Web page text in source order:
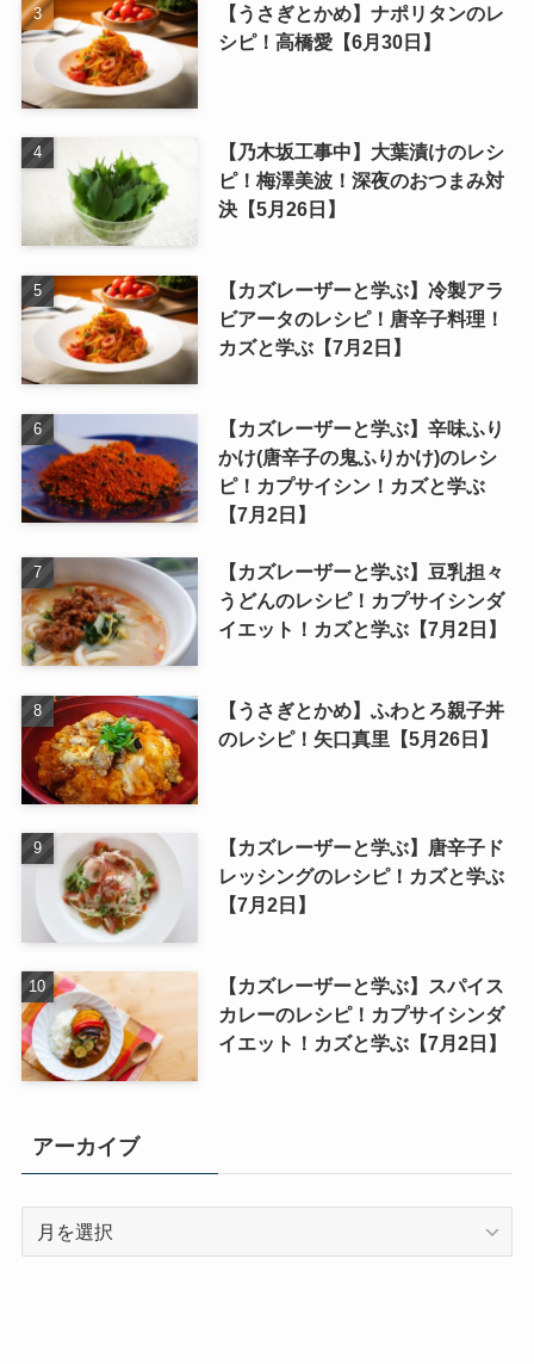
【うさぎとかめ】ナポリタンのレ
シピ！高橋愛【6月30日】
【乃木坂工事中】大葉漬けのレシ
ピ！梅澤美波！深夜のおつまみ対
決【5月26日】
【カズレーザーと学ぶ】冷製アラ
ビアータのレシピ！唐辛子料理！
カズと学ぶ【7月2日】
【カズレーザーと学ぶ】辛味ふり
かけ(唐辛子の鬼ふりかけ)のレシ
ピ！カプサイシン！カズと学ぶ
【7月2日】
【カズレーザーと学ぶ】豆乳担々
うどんのレシピ！カプサイシンダ
イエット！カズと学ぶ【7月2日】
【うさぎとかめ】ふわとろ親子丼
のレシピ！矢口真里【5月26日】
【カズレーザーと学ぶ】唐辛子ド
レッシングのレシピ！カズと学ぶ
【7月2日】
【カズレーザーと学ぶ】スパイス
カレーのレシピ！カプサイシンダ
イエット！カズと学ぶ【7月2日】
アーカイブ